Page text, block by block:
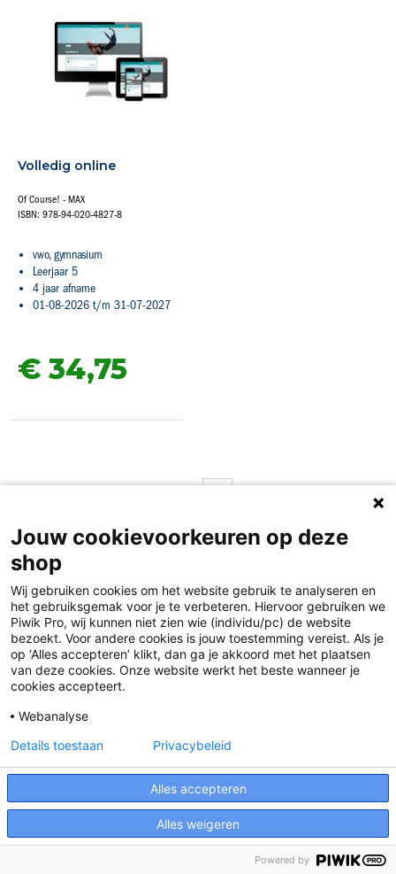
Volledig online
Of Course! - MAX
ISBN: 978-94-020-4827-8
vwo, gymnasium
Leerjaar 5
4 jaar afname
01-08-2026 t/m 31-07-2027
€ 34,75
Pagina
Disclaimer
Algemene voorwaarden
Cookies
Responsible Disclosure Statement
Jouw cookievoorkeuren op deze
shop
Wij gebruiken cookies om het website gebruik te analyseren en
het gebruiksgemak voor je te verbeteren. Hiervoor gebruiken we
Piwik Pro, wij kunnen niet zien wie (individu/pc) de website
bezoekt. Voor andere cookies is jouw toestemming vereist. Als je
op ‘Alles accepteren’ klikt, dan ga je akkoord met het plaatsen
van deze cookies. Onze website werkt het beste wanneer je
cookies accepteert.
Webanalyse
Alles accepteren
Alles weigeren
Details toestaan Privacybeleid
Powered by